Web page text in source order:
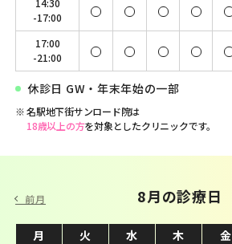
-17:00
17:00
-21:00
休診日 GW・年末年始の一部
名駅地下街サンロード院は
18歳以上の方を対象としたクリニックです。
前月 8月の診療日
月 火 水 木 金
9 月の診療日
月 火 水 木 金